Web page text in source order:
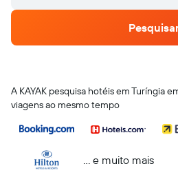
A KAYAK pesquisa hotéis em Turíngia
viagens ao mesmo tempo
... e muito mais